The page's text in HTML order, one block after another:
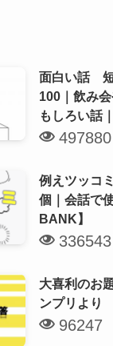
面白い話
100｜飲み
もしろい話
497880
例えツッコ
個｜会話で
BANK】
336543
大喜利のお
ンプリより
96247